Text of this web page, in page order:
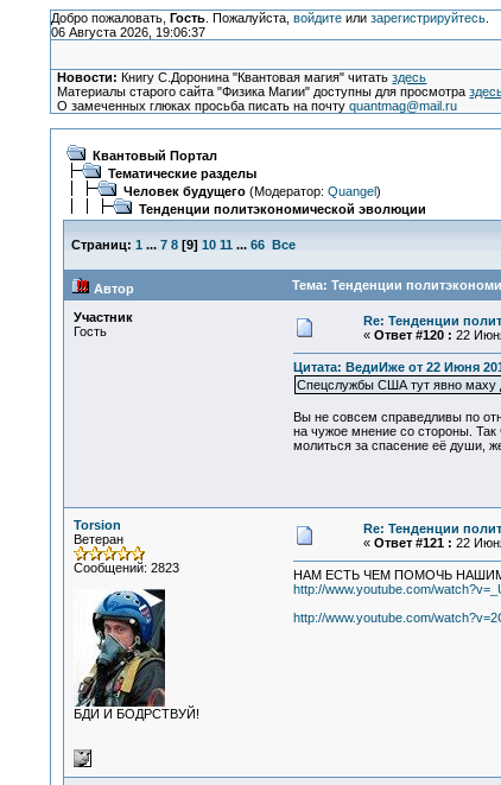
Добро пожаловать, Гость. Пожалуйста, войдитеили зарегистрируйтесь.
06 Августа 2026, 19:06:37
Новости: Книгу С.Доронина "Квантовая магия" читатьздесь
Материалы старого сайта "Физика Магии" доступны для просмотра
О замеченных глюках просьба писать на почтуquantmag@mail.ru
Квантовый Портал
Тематические разделы
Человек будущего(Модератор: Quangel)
Тенденции политэкономической эволюции
Страниц: 1 ... 7 8[9] 10 11 ... 66 Все
Автор Тема: Тенденции
Участник
Гость
Re: Тенденции
« Ответ #120 : 22
Цитата: ВедиИже от 22 Июня
Спецслужбы США тут явно маху
Вы не совсем справедливы по
на чужое мнение со стороны.
молиться за спасение её души,
Torsion
Ветеран
Сообщений: 2823
БДИ И БОДРСТВУЙ!
Re: Тенденции
« Ответ #121 : 22
НАМ ЕСТЬ ЧЕМ ПОМОЧЬ НАШИМ
http://www.youtube.com/
http://www.youtube.com/